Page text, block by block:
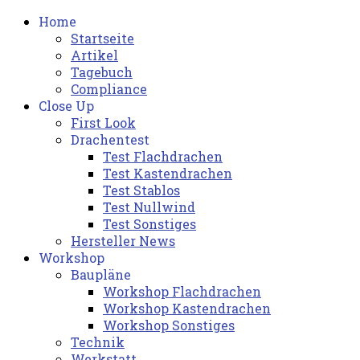
Home
Startseite
Artikel
Tagebuch
Compliance
Close Up
First Look
Drachentest
Test Flachdrachen
Test Kastendrachen
Test Stablos
Test Nullwind
Test Sonstiges
Hersteller News
Workshop
Baupläne
Workshop Flachdrachen
Workshop Kastendrachen
Workshop Sonstiges
Technik